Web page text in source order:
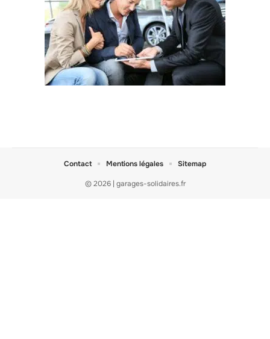
© 2026 | garages-solidaires.fr
Contact Mentions légales Sitemap